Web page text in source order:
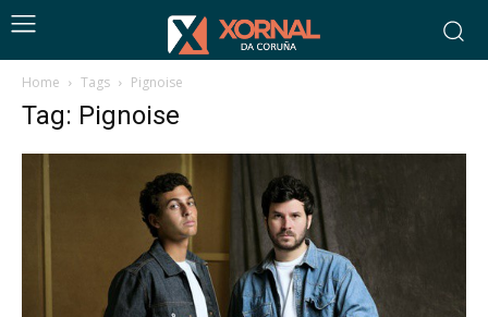
Home Tags Pignoise
Tag: Pignoise